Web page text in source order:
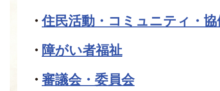
住民活動・コミュニティ・協
障がい者福祉
審議会・委員会